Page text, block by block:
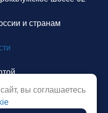
и странам
вы соглашаетесь